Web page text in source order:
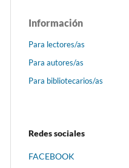
Información
Para lectores/as
Para autores/as
Para bibliotecarios/as
Redes sociales
FACEBOOK